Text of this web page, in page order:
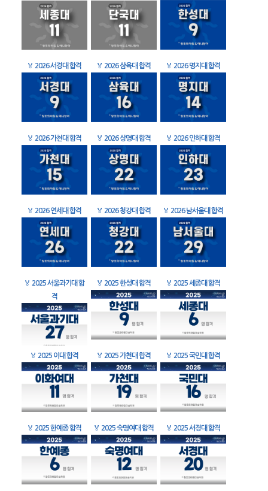
🏅 2026 서경대 합격 🏅 2026 삼육대 합격 🏅 2026 명지대 합격
🏅 2026 가천대 합격 🏅 2026 상명대 합격 🏅 2026 인하대 합격
🏅 2026 연세대 합격 🏅 2026 청강대 합격 🏅 2026 남서울대 합격
🏅 2025 서울과기대 합
격
🏅 2025 한성대 합격 🏅 2025 세종대 합격
🏅 2025 이대 합격 🏅 2025 가천대 합격 🏅 2025 국민대 합격
🏅 2025 한예종 합격 🏅 2025 숙명여대 합격 🏅 2025 서경대 합격